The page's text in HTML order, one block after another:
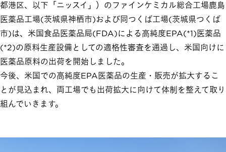
都港区、以下「ニッスイ」）のファインケミカル総合工場鹿島
医薬品工場(茨城県神栖市)および同つくば工場(茨城県つくば
市)は、米国食品医薬品局(FDA)による高純度EPA(*1)医薬品
(*2)の原料生産設備としての適格性審査を通過し、米国向けに
医薬品原料の出荷を開始しました。
今後、米国での高純度EPA医薬品の生産・販売が拡大するこ
とが見込まれ、両工場でも出荷拡大に向けて体制を整えて取り
組んでいきます。